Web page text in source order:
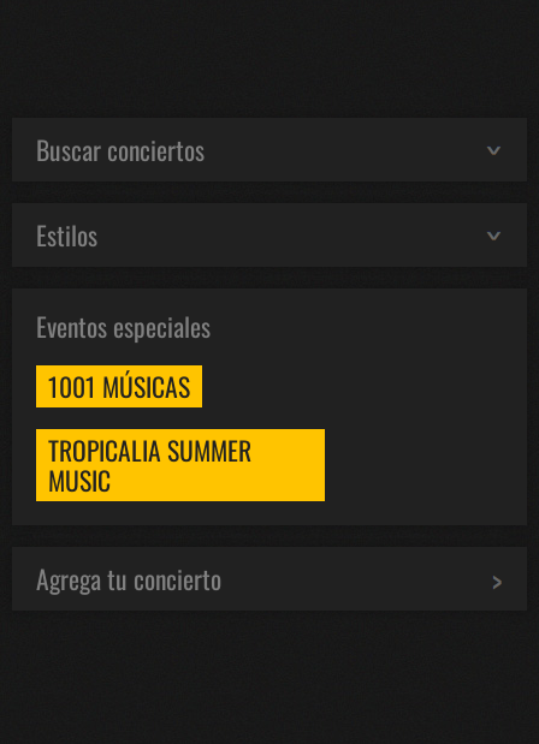
Buscar conciertos
Estilos
Eventos especiales
1001 MÚSICAS
TROPICALIA SUMMER
MUSIC
Agrega tu concierto